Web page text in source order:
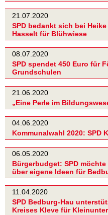
21.07.2020
SPD bedankt sich bei
Hasselt für Blühwiese
08.07.2020
SPD spendet 450 Euro für
Grundschulen
21.06.2020
„Eine Perle im
04.06.2020
Kommunalwahl 2020: SPD
06.05.2020
Bürgerbudget: SPD
über eigene Ideen für
11.04.2020
SPD Bedburg-Hau
Kreises Kleve für